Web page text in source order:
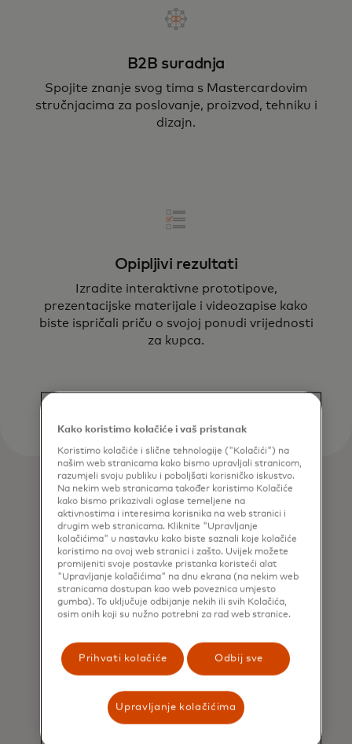
B2B suradnja
Spojite znanje svog tima s Mastercardovim
stručnjacima za poslovanje, proizvod, tehniku i
dizajn.
Opipljivi rezultati
Izradite interaktivne prototipove,
prezentacijske materijale i videozapise kako
biste ispričali priču o svojoj ponudi vrijednosti
za kupca.
Idea Spark
Kako koristimo kolačiće i vaš pristanak
Koristimo kolačiće i slične tehnologije ("Kolačići") na
našim web stranicama kako bismo upravljali stranicom,
razumjeli svoju publiku i poboljšati korisničko iskustvo.
Na nekim web stranicama također koristimo Kolačiće
kako bismo prikazivali oglase temeljene na
aktivnostima i interesima korisnika na web stranici i
drugim web stranicama. Kliknite "Upravljanje
kolačićima" u nastavku kako biste saznali koje kolačiće
koristimo na ovoj web stranici i zašto. Uvijek možete
promijeniti svoje postavke pristanka koristeći alat
"Upravljanje kolačićima" na dnu ekrana (na nekim web
stranicama dostupan kao web poveznica umjesto
gumba). To uključuje odbijanje nekih ili svih Kolačića,
osim onih koji su nužno potrebni za rad web stranice.
Prihvati kolačiće Odbij sve
Upravljanje kolačićima